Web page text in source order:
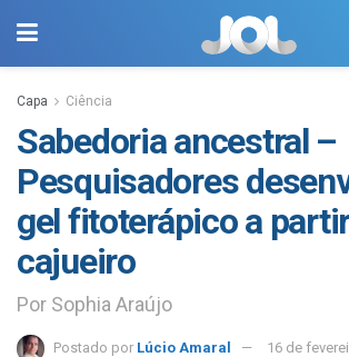
Capa Ciência
Sabedoria ancestral –
Pesquisadores
gel fitoterápico a
cajueiro
Por Sophia Araújo
Postado por Lúcio Amaral 16 de